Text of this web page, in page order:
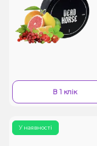
В 1 клік
У наявності